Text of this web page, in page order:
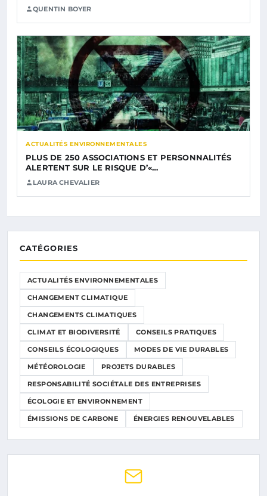
QUENTIN BOYER
ACTUALITÉS ENVIRONNEMENTALES
PLUS DE 250 ASSOCIATIONS ET PERSONNALITÉS
ALERTENT SUR LE RISQUE D’«…
LAURA CHEVALIER
CATÉGORIES
ACTUALITÉS ENVIRONNEMENTALES
CHANGEMENT CLIMATIQUE
CHANGEMENTS CLIMATIQUES
CLIMAT ET BIODIVERSITÉ CONSEILS PRATIQUES
CONSEILS ÉCOLOGIQUES MODES DE VIE DURABLES
MÉTÉOROLOGIE PROJETS DURABLES
RESPONSABILITÉ SOCIÉTALE DES ENTREPRISES
ÉCOLOGIE ET ENVIRONNEMENT
ÉMISSIONS DE CARBONE ÉNERGIES RENOUVELABLES